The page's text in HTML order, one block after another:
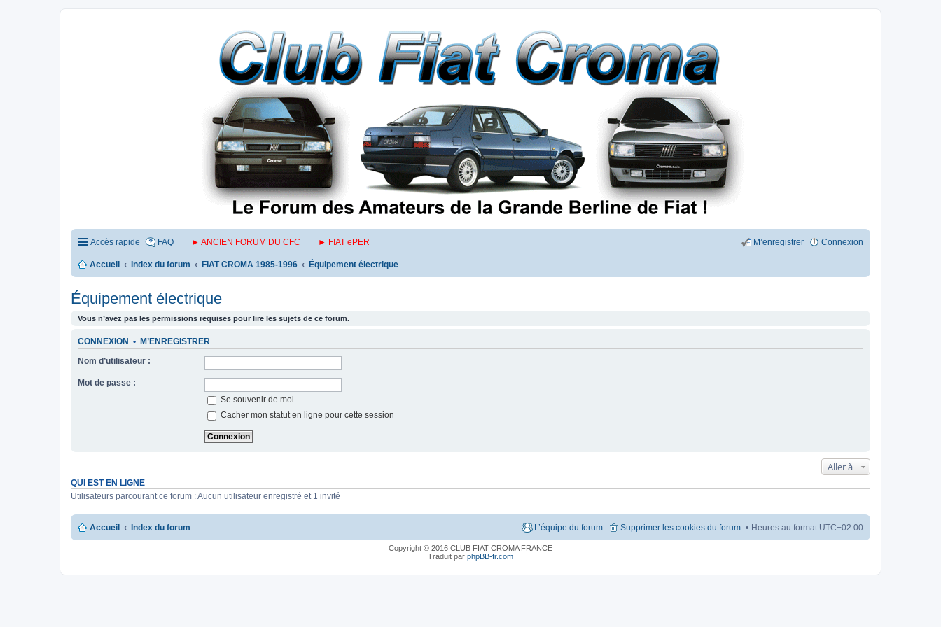
Accès rapide FAQ ► ANCIEN FORUM DU CFC ► FIAT ePER Connexion
M’enregistrer
Accueil Index du forum FIAT CROMA 1985-1996 Équipement électrique
Équipement électrique
Vous n’avez pas les permissions requises pour lire les sujets de ce forum.
CONNEXION • M’ENREGISTRER
Nom d’utilisateur :
Mot de passe :
Se souvenir de moi
Cacher mon statut en ligne pour cette session
Aller à
QUI EST EN LIGNE
Utilisateurs parcourant ce forum : Aucun utilisateur enregistré et 1 invité
Accueil Index du forum Heures au format UTC+02:00
Supprimer les cookies du forum
L’équipe du forum
Copyright © 2016 CLUB FIAT CROMA FRANCE
Traduit par phpBB-fr.com